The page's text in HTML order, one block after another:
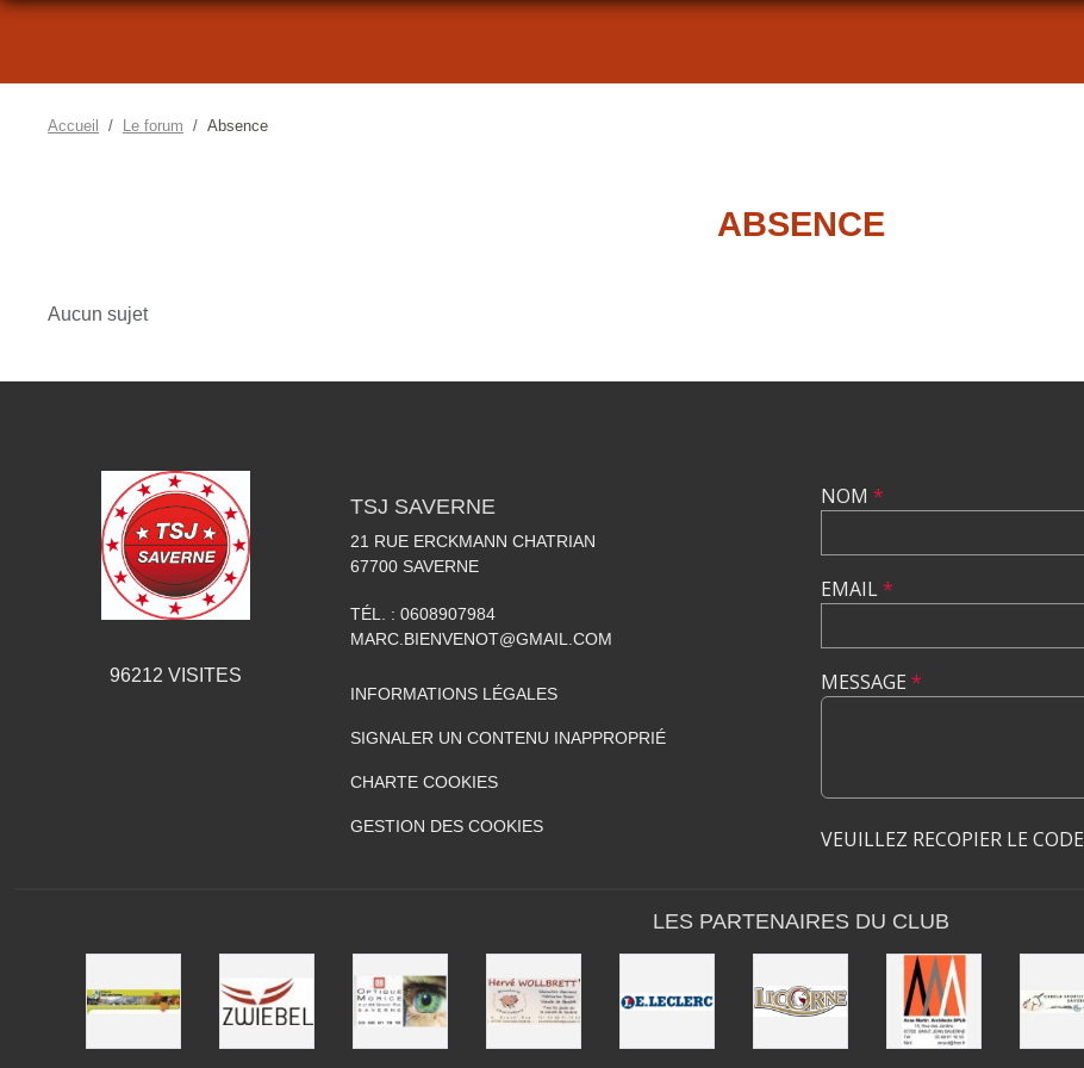
Accueil Le forum Absence
ABSENCE
Aucun sujet
96212 VISITES
TSJ SAVERNE
21 RUE ERCKMANN CHATRIAN
67700 SAVERNE
TÉL. : 0608907984
MARC.BIENVENOT@GMAIL.COM
INFORMATIONS LÉGALES
SIGNALER UN CONTENU INAPPROPRIÉ
CHARTE COOKIES
GESTION DES COOKIES
NOM *
EMAIL*
MESSAGE *
VEUILLEZ RECOPIER LE CODE
LES PARTENAIRES DU CLUB